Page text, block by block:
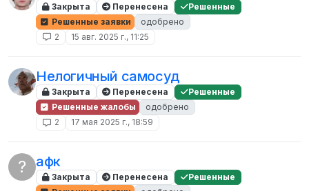
Закрыта Перенесена
Решенные
Решенные заявки
одобрено
2
15 авг. 2025 г., 11:25
Нелогичный самосуд
Закрыта Перенесена
Решенные
Решенные жалобы
одобрено
2
17 мая 2025 г., 18:59
? афк
Закрыта Перенесена
Решенные